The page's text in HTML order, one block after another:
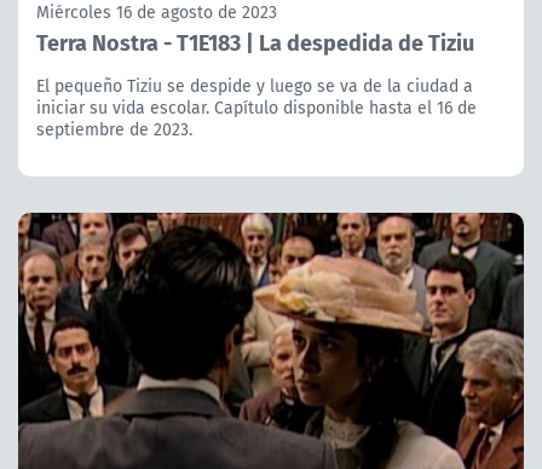
Miércoles 16 de agosto de 2023
Terra Nostra - T1E183 | La despedida de Tiziu
El pequeño Tiziu se despide y luego se va de la ciudad a
iniciar su vida escolar. Capítulo disponible hasta el 16 de
septiembre de 2023.